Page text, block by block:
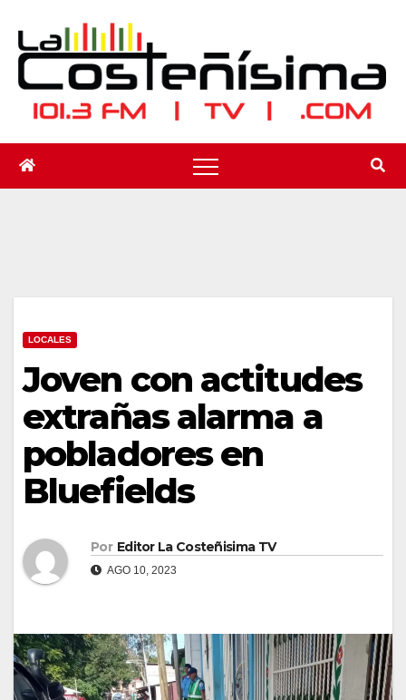
contenido
LOCALES
Joven con actitudes
extrañas alarma a
pobladores en
Bluefields
Por Editor La Costeñisima TV
AGO 10, 2023